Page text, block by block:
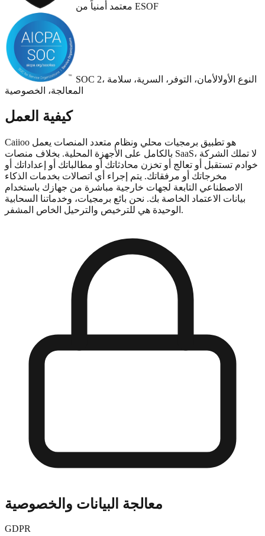
معتمد أمنياً من ESOF
SOC 2، النوع الأولالأمان، التوفر، السرية، سلامة
المعالجة، الخصوصية
كيفية العمل
Caiioo هو تطبيق برمجيات محلي ونظام متعدد المنصات يعمل
بالكامل على الأجهزة المحلية. بخلاف منصات SaaS، لا تملك الشركة
خوادم تستقبل أو تعالج أو تخزن محادثاتك أو مطالباتك أو إعداداتك أو
مخرجاتك أو مرفقاتك. يتم إجراء أي اتصالات بخدمات الذكاء
الاصطناعي التابعة لجهات خارجية مباشرة من جهازك باستخدام
بيانات الاعتماد الخاصة بك. نحن بائع برمجيات، وخدماتنا السحابية
الوحيدة هي للترخيص والترحيل الخاص المشفر.
معالجة البيانات والخصوصية
GDPR